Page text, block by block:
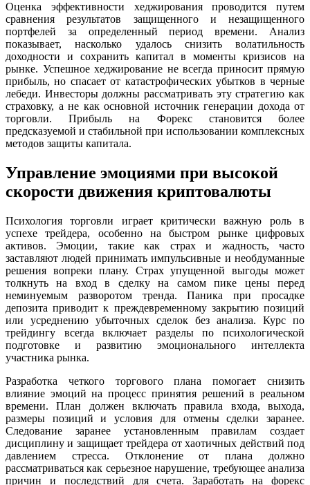
Оценка эффективности хеджирования проводится путем
сравнения результатов защищенного и незащищенного
портфелей за определенный период времени. Анализ
показывает, насколько удалось снизить волатильность
доходности и сохранить капитал в моменты кризисов на
рынке. Успешное хеджирование не всегда приносит прямую
прибыль, но спасает от катастрофических убытков в черные
лебеди. Инвесторы должны рассматривать эту стратегию как
страховку, а не как основной источник генерации дохода от
торговли. Прибыль на Форекс становится более
предсказуемой и стабильной при использовании комплексных
методов защиты капитала.
Управление эмоциями при высокой
скорости движения криптовалюты
Психология торговли играет критически важную роль в
успехе трейдера, особенно на быстром рынке цифровых
активов. Эмоции, такие как страх и жадность, часто
заставляют людей принимать импульсивные и необдуманные
решения вопреки плану. Страх упущенной выгоды может
толкнуть на вход в сделку на самом пике цены перед
неминуемым разворотом тренда. Паника при просадке
депозита приводит к преждевременному закрытию позиций
или усреднению убыточных сделок без анализа. Курс по
трейдингу всегда включает разделы по психологической
подготовке и развитию эмоционального интеллекта
участника рынка.
Разработка четкого торгового плана помогает снизить
влияние эмоций на процесс принятия решений в реальном
времени. План должен включать правила входа, выхода,
размеры позиций и условия для отмены сделки заранее.
Следование заранее установленным правилам создает
дисциплину и защищает трейдера от хаотичных действий под
давлением стресса. Отклонение от плана должно
рассматриваться как серьезное нарушение, требующее анализа
причин и последствий для счета. Заработать на форекс